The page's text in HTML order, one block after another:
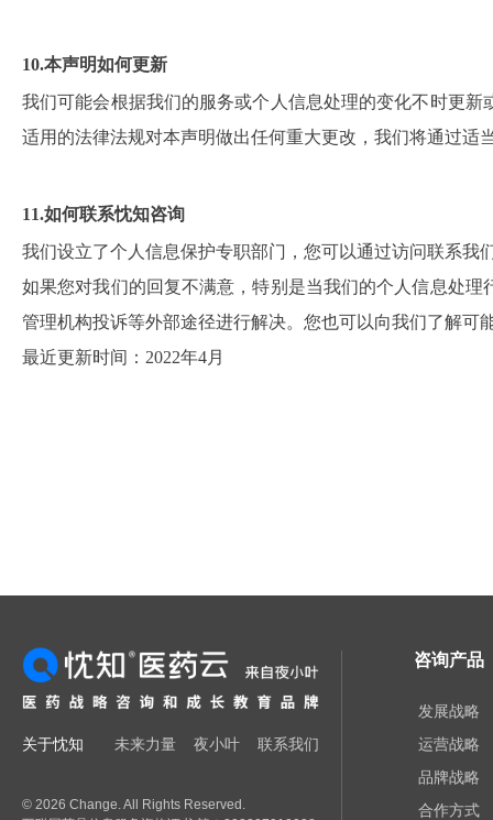
10.本声明如何更新
我们可能会根据我们的服务或个人信息处理的变化不时更
适用的法律法规对本声明做出任何重大更改，我们将通过适
11.如何联系忱知咨询
我们设立了个人信息保护专职部门，您可以通过访问联系我
如果您对我们的回复不满意，特别是当我们的个人信息处
管理机构投诉等外部途径进行解决。您也可以向我们了解可
最近更新时间：2022年4月
未来力量 夜小叶 联系我们
关于忱知
© 2026 Change. All Rights Reserved.
发展战略
运营战略
品牌战略
合作方式
咨询产品